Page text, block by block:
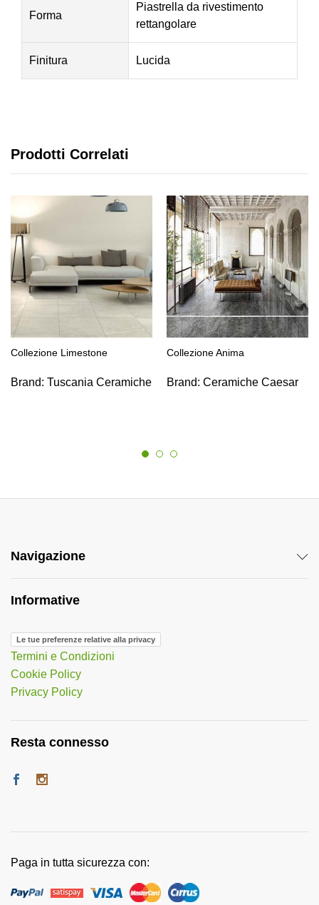
Forma
Piastrella da rivestimento
rettangolare
Finitura Lucida
Prodotti Correlati
Collezione Limestone
Brand: Tuscania Ceramiche
Collezione Anima
Brand: Ceramiche Caesar
Navigazione
Informative
Le tue preferenze relative alla privacy
Termini e Condizioni
Cookie Policy
Privacy Policy
Resta connesso
Paga in tutta sicurezza con: